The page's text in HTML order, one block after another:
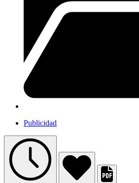
Publicidad